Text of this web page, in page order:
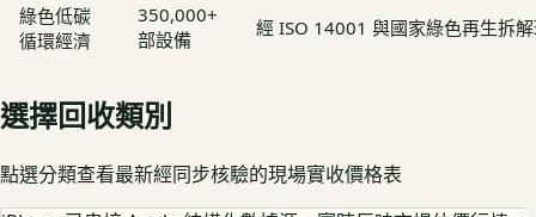
綠色低碳
循環經濟
350,000+
部設備
經 ISO 14001 與國家綠色再生拆
選擇回收類別
點選分類查看最新經同步核驗的現場實收價格表